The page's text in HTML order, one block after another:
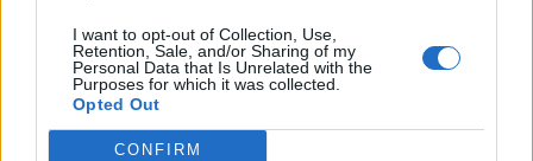
I want to opt-out of Collection, Use,
Retention, Sale, and/or Sharing of my
Personal Data that Is Unrelated with the
Purposes for which it was collected.
Opted Out
CONFIRM